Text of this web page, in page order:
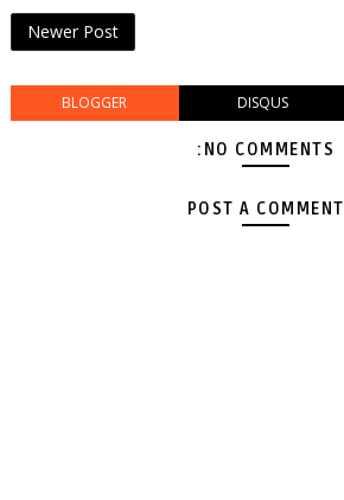
Newer Post
BLOGGER DISQUS
NO COMMENTS:
POST A COMMENT